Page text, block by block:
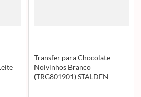
Transfer para Chocolate
Noivinhos Branco
(TRG801901) STALDEN